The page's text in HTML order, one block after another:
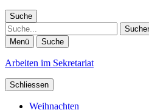
Suche
Suche
Menü Suche
Arbeiten im Sekretariat
Schliessen
Weihnachten